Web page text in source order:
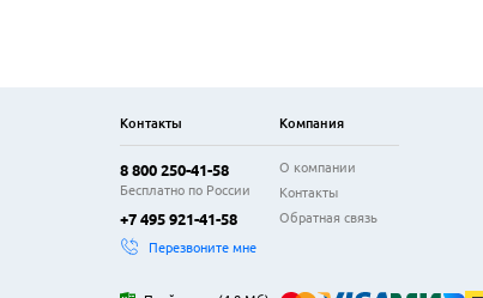
Контакты
8 800 250-41-58
Бесплатно по России
+7 495 921-41-58
Перезвоните мне
Компания
О компании
Контакты
Обратная связь